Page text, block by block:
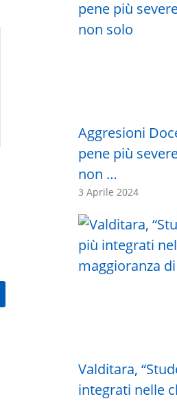
Aggresioni
pene più
non …
3 Aprile 2024
Valditara,
integrati nelle